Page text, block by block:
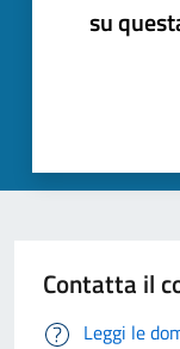
su
Contatta il
Leggi le